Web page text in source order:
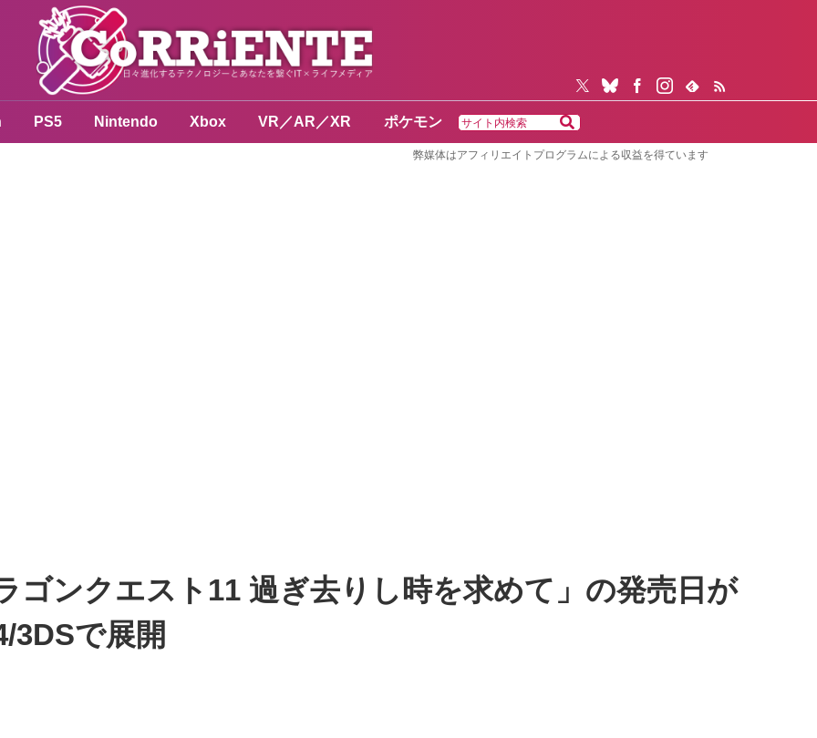
PS5 Nintendo Xbox VR／AR／XR ポケモン
弊媒体はアフィリエイトプログラムによる収益を得ています
ゴンクエスト11 過ぎ去りし時を求めて」の発売日が
で展開